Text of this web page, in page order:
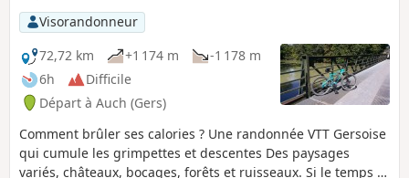
Visorandonneur
72,72 km
+1 174 m
-1 178 m
6h
Difficile
Départ à Auch (Gers)
Comment brûler ses calories ? Une randonnée VTT Gersoise
qui cumule les grimpettes et descentes Des paysages
variés, châteaux, bocages, forêts et ruisseaux. Si le temps le